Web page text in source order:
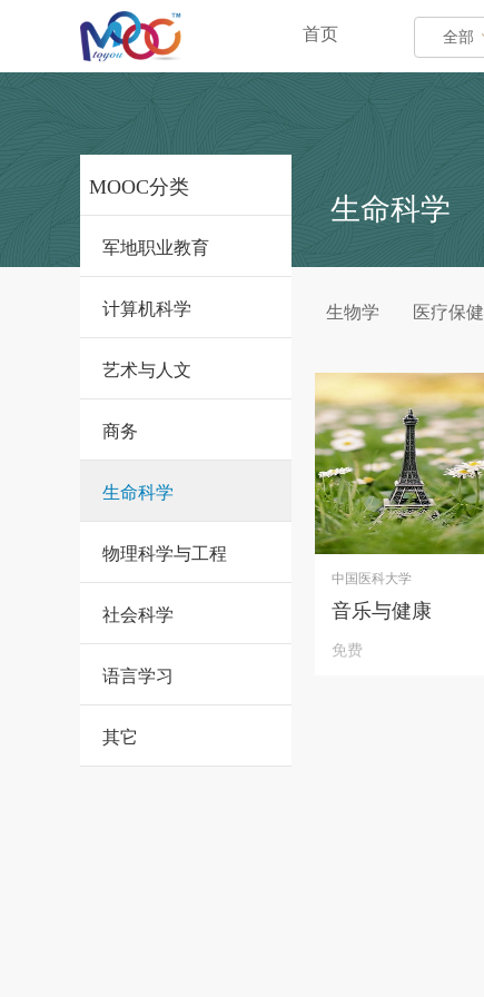
首页 全部
生命科学
MOOC分类
军地职业教育
计算机科学
艺术与人文
商务
生命科学
物理科学与工程
社会科学
语言学习
其它
生物学 医疗保健
中国医科大学
音乐与健康
免费